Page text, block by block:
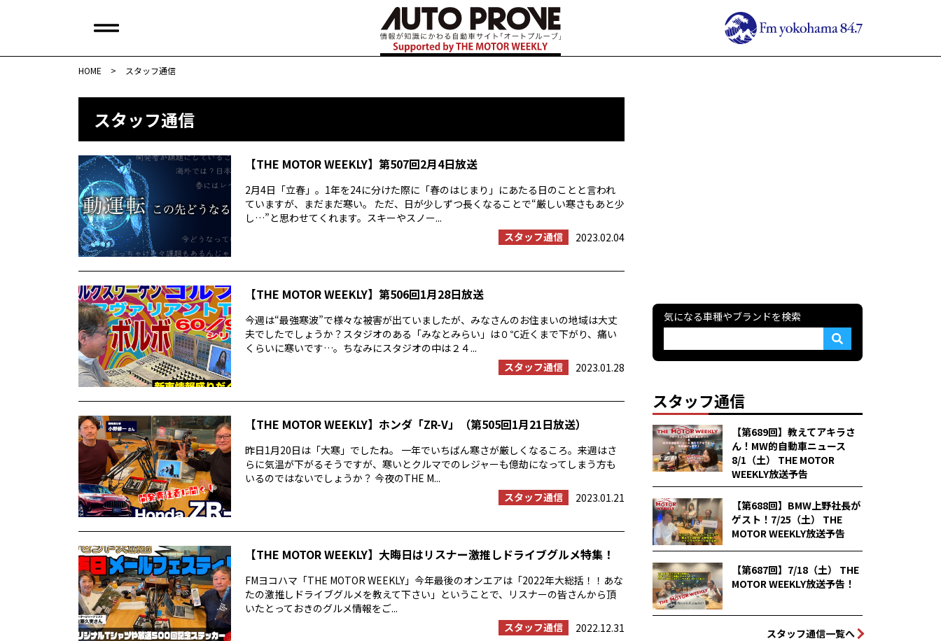
HOME > スタッフ通信
スタッフ通信
【THE MOTOR WEEKLY】第507回2月4日放送
2月4日「立春」。1年を24に分けた際に「春のはじまり」にあたる日のことと言われ
ていますが、まだまだ寒い。 ただ、日が少しずつ長くなることで“厳しい寒さもあと少
し…”と思わせてくれます。スキーやスノー...
スタッフ通信
2023.02.04
【THE MOTOR WEEKLY】第506回1月28日放送
今週は“最強寒波”で様々な被害が出ていましたが、みなさんのお住まいの地域は大丈
夫でしたでしょうか？スタジオのある「みなとみらい」は０℃近くまで下がり、痛い
くらいに寒いです…。ちなみにスタジオの中は２４...
スタッフ通信
2023.01.28
【THE MOTOR WEEKLY】ホンダ「ZR-V」（第505回1月21日放送）
昨日1月20日は「大寒」でしたね。 一年でいちばん寒さが厳しくなるころ。来週はさ
らに気温が下がるそうですが、寒いとクルマでのレジャーも億劫になってしまう方も
いるのではないでしょうか？ 今夜のTHE M...
スタッフ通信
2023.01.21
【THE MOTOR WEEKLY】大晦日はリスナー激推しドライブグルメ特集！
FMヨコハマ「THE MOTOR WEEKLY」今年最後のオンエアは「2022年大総括！！あな
たの激推しドライブグルメを教えて下さい」ということで、リスナーの皆さんから頂
いたとっておきのグルメ情報をご...
スタッフ通信
2022.12.31
気になる車種やブランドを検索
スタッフ通信
【第689回】教えてアキラさ
ん！MW的自動車ニュース
8/1（土） THE MOTOR
WEEKLY放送予告
【第688回】BMW上野社長が
ゲスト！7/25（土） THE
MOTOR WEEKLY放送予告
【第687回】7/18（土） THE
MOTOR WEEKLY放送予告！
スタッフ通信一覧へ